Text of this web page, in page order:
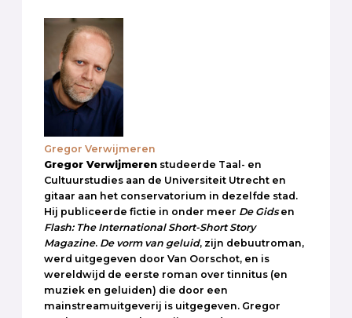
Gregor Verwijmeren
Gregor Verwijmeren studeerde Taal- en
Cultuurstudies aan de Universiteit Utrecht en
gitaar aan het conservatorium in dezelfde stad.
Hij publiceerde fictie in onder meer De Gidsen
Flash: The International Short-Short Story
Magazine. De vorm van geluid, zijn debuutroman,
werd uitgegeven door Van Oorschot, en is
wereldwijd de eerste roman over tinnitus (en
muziek en geluiden) die door een
mainstreamuitgeverij is uitgegeven. Gregor